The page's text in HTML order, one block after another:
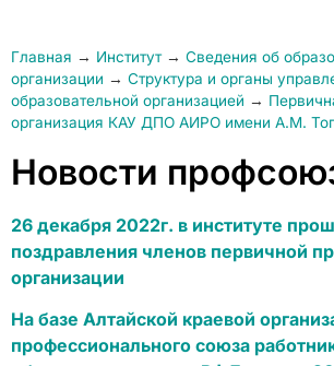
Главная → Институт→ Сведения об
организации → Структура и органы
образовательной организацией →
организация КАУ ДПО АИРО имени А.М.
Новости
26 декабря 2022г. в институте
поздравления членов первичной
организации
На базе Алтайской краевой
профессионального союза